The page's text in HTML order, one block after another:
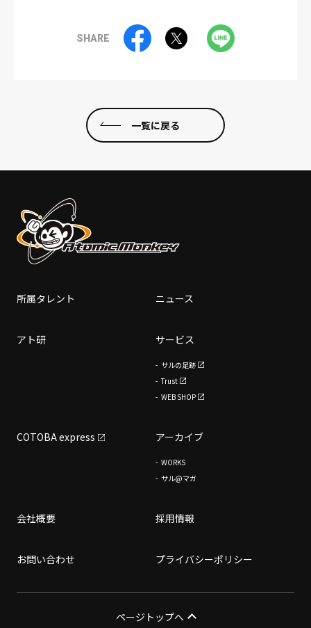
SHARE
一覧に戻る
所属タレント ニュース
アト研 サービス
サルの足跡
Trust
WEB SHOP
COTOBA express アーカイブ
WORKS
サル@マガ
会社概要 採用情報
お問い合わせ プライバシーポリシー
ページトップへ